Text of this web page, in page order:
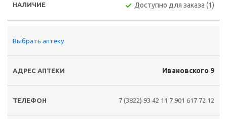
Доступно для заказа (1)
Выбрать аптеку
Ивановского 9
7 (3822) 93 42 11 7 901 617 72 12